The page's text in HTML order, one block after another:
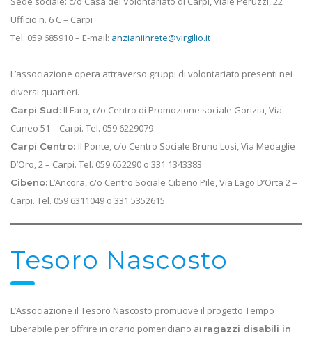
Ufficio n. 6 C – Carpi
Tel. 059 685910 – E-mail: anzianiinrete@virgilio.it
L’associazione opera attraverso gruppi di volontariato presenti nei
diversi quartieri.
Carpi Sud: Il Faro, c/o Centro di Promozione sociale Gorizia, Via
Cuneo 51 – Carpi. Tel. 059 6229079
Carpi Centro: Il Ponte, c/o Centro Sociale Bruno Losi, Via Medaglie
D’Oro, 2 – Carpi. Tel. 059 652290 o 331 1343383
Cibeno: L’Ancora, c/o Centro Sociale Cibeno Pile, Via Lago D’Orta 2 –
Carpi. Tel. 059 6311049 o 331 5352615
Tesoro Nascosto
L’Associazione il Tesoro Nascosto promuove il progetto Tempo
Liberabile per offrire in orario pomeridiano ai ragazzi disabili in